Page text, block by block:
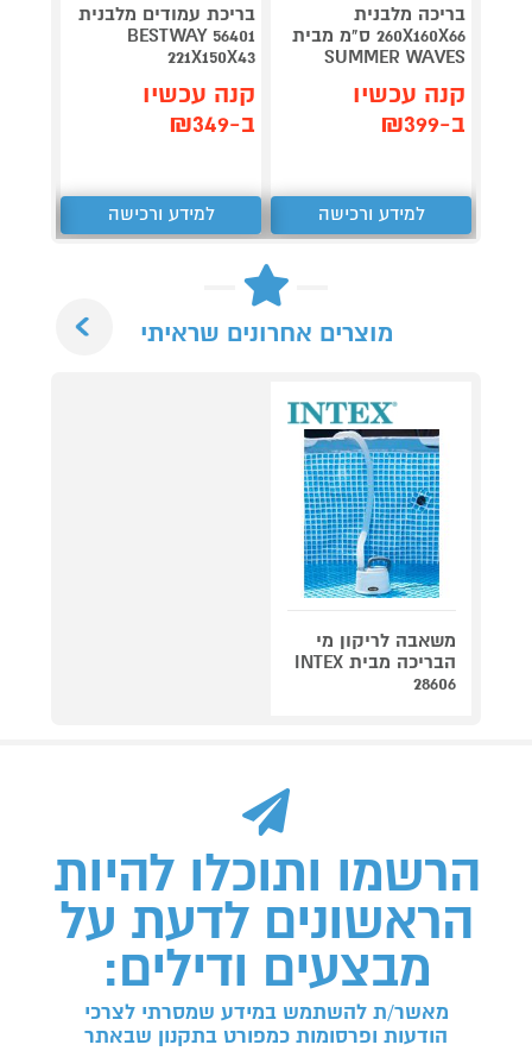
בריכה מלבנית
260X160X66 ס"מ מבית
SUMMER WAVES
קנה עכשיו
ב-₪399
למידע ורכישה
בריכת עמודים מלבנית
BESTWAY 56401
221X150X43
קנה עכשיו
ב-₪349
למידע ורכישה
מוצרים אחרונים שראיתי
משאבה לריקון מי
הבריכה מבית INTEX
28606
הרשמו ותוכלו להיות
הראשונים לדעת על
מבצעים ודילים:
מאשר/ת להשתמש במידע שמסרתי לצרכי
הודעות ופרסומות כמפורט בתקנון שבאתר